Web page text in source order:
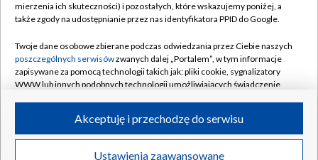
Naziemna Telewizja Cyfrowa
Rada Programowa
System NOS
Informacje o nadawcy
Program dla prasy
Pomoc
Kontakt
Kanały
©2026 Telewizja Polska S.A. w likwidacji
mierzenia ich skuteczności) i pozostałych, które wskazujemy poniżej, a
także zgody na udostępnianie przez nas identyfikatora PPID do Google.
Twoje dane osobowe zbierane podczas odwiedzania przez Ciebie naszych
poszczególnych serwisówzwanych dalej „Portalem”, w tym informacje
zapisywane za pomocą technologii takich jak: pliki cookie, sygnalizatory
WWW lub innych podobnych technologii umożliwiających świadczenie
ruchu w Internecie.
Twoje dane osobowe zbierane podczas odwiedzania przez Ciebie
Ustawienia zaawansowane
Akceptuję i przechodzę do serwisu